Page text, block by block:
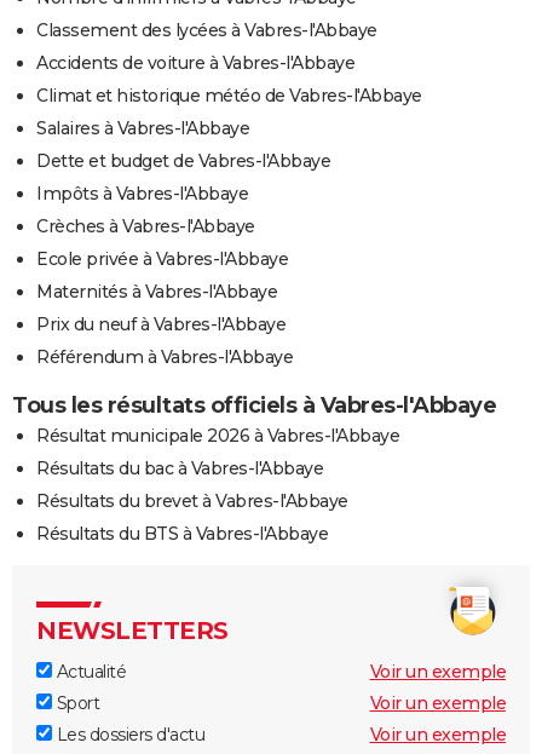
Classement des lycées à Vabres-l'Abbaye
Accidents de voiture à Vabres-l'Abbaye
Climat et historique météo de Vabres-l'Abbaye
Salaires à Vabres-l'Abbaye
Dette et budget de Vabres-l'Abbaye
Impôts à Vabres-l'Abbaye
Crèches à Vabres-l'Abbaye
Ecole privée à Vabres-l'Abbaye
Maternités à Vabres-l'Abbaye
Prix du neuf à Vabres-l'Abbaye
Référendum à Vabres-l'Abbaye
Tous les résultats officiels à Vabres-l'Abbaye
Résultat municipale 2026 à Vabres-l'Abbaye
Résultats du bac à Vabres-l'Abbaye
Résultats du brevet à Vabres-l'Abbaye
Résultats du BTS à Vabres-l'Abbaye
NEWSLETTERS
Actualité
Voir un exemple
Sport
Voir un exemple
Les dossiers d'actu
Voir un exemple